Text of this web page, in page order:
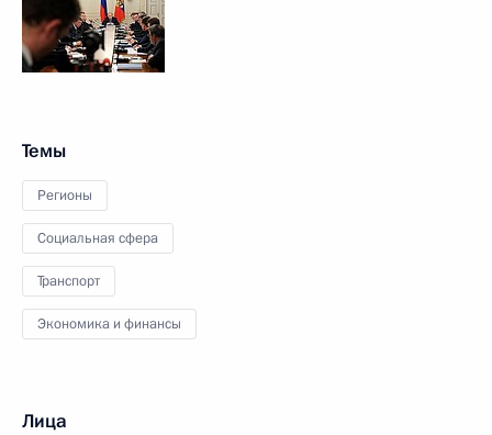
Темы
Регионы
Социальная сфера
Транспорт
Экономика и финансы
Лица